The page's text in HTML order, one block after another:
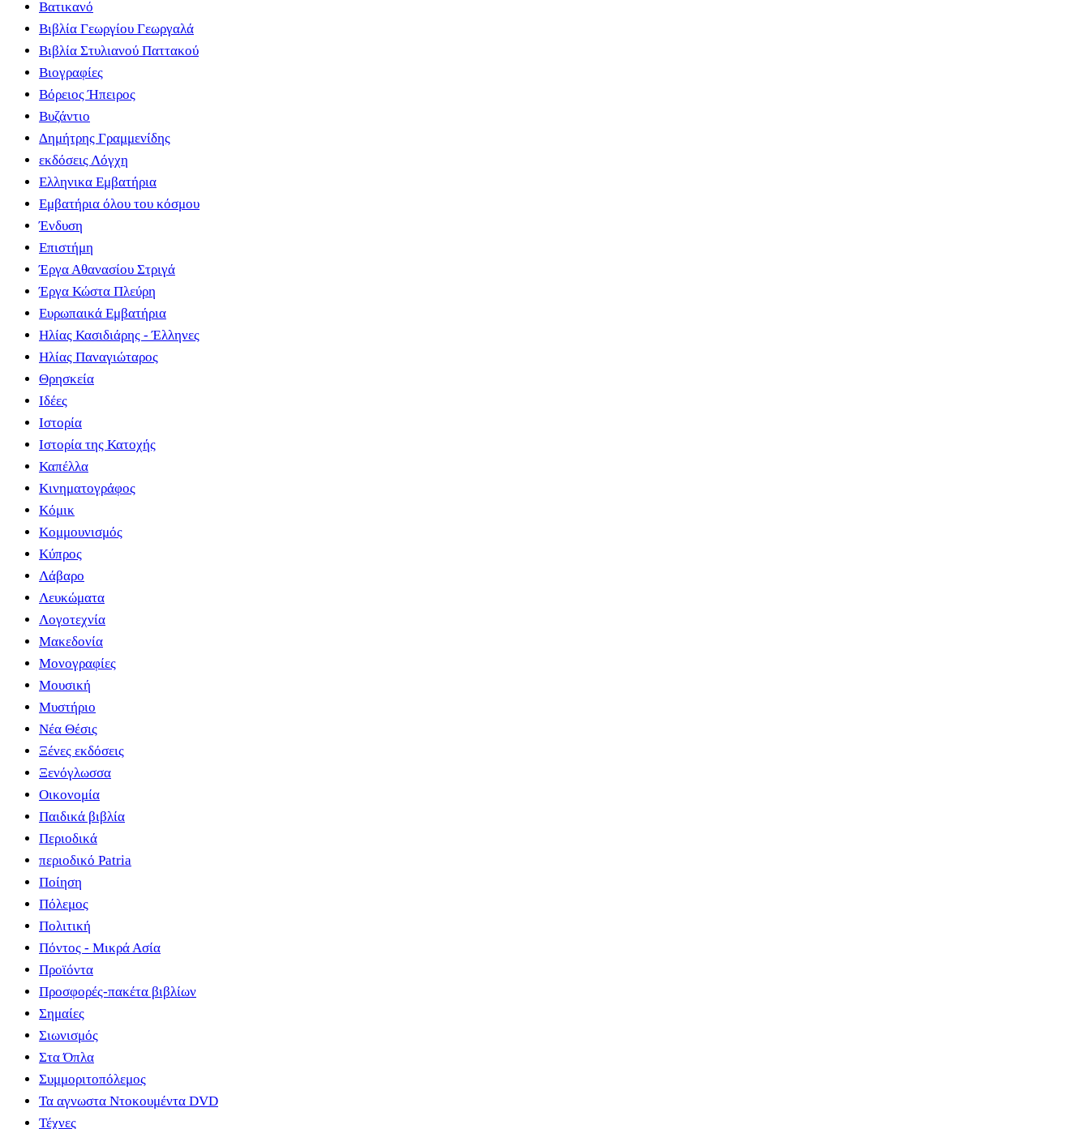
Βατικανό
Βιβλία Γεωργίου Γεωργαλά
Βιβλία Στυλιανού Παττακού
Βιογραφίες
Βόρειος Ήπειρος
Βυζάντιο
Δημήτρης Γραμμενίδης
εκδόσεις Λόγχη
Ελληνικα Εμβατήρια
Εμβατήρια όλου του κόσμου
Ένδυση
Επιστήμη
Έργα Αθανασίου Στριγά
Έργα Κώστα Πλεύρη
Ευρωπαικά Εμβατήρια
Ηλίας Κασιδιάρης - Έλληνες
Ηλίας Παναγιώταρος
Θρησκεία
Ιδέες
Ιστορία
Ιστορία της Κατοχής
Καπέλλα
Κινηματογράφος
Κόμικ
Κομμουνισμός
Κύπρος
Λάβαρο
Λευκώματα
Λογοτεχνία
Μακεδονία
Μονογραφίες
Μουσική
Μυστήριο
Νέα Θέσις
Ξένες εκδόσεις
Ξενόγλωσσα
Οικονομία
Παιδικά βιβλία
Περιοδικά
περιοδικό Patria
Ποίηση
Πόλεμος
Πολιτική
Πόντος - Μικρά Ασία
Προϊόντα
Προσφορές-πακέτα βιβλίων
Σημαίες
Σιωνισμός
Στα Όπλα
Συμμοριτοπόλεμος
Τα αγνωστα Ντοκουμέντα DVD
Τέχνες